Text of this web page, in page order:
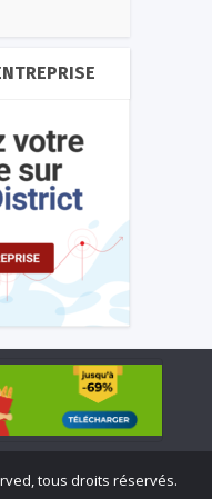
tous droits réservés.